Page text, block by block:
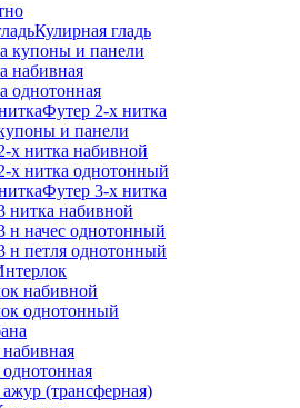
Кулирная гладь
купоны и панели
набивная
однотонная
Футер 2-х нитка
и панели
х нитка набивной
х нитка однотонный
Футер 3-х нитка
нитка набивной
н начес однотонный
н петля однотонный
набивной
однотонный
(трансферная)